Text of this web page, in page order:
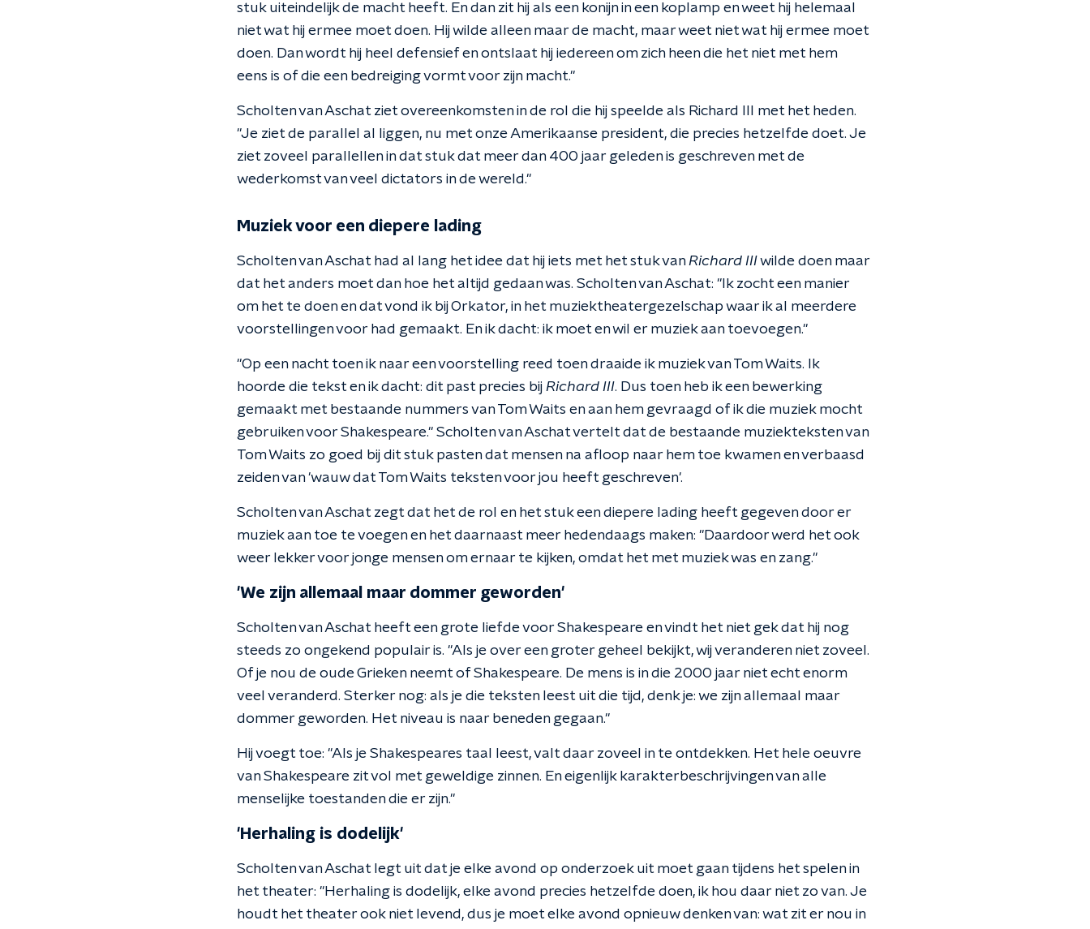
stuk uiteindelijk de macht heeft. En dan zit hij als een konijn in een koplamp en weet hij helemaal
niet wat hij ermee moet doen. Hij wilde alleen maar de macht, maar weet niet wat hij ermee moet
doen. Dan wordt hij heel defensief en ontslaat hij iedereen om zich heen die het niet met hem
eens is of die een bedreiging vormt voor zijn macht."
Scholten van Aschat ziet overeenkomsten in de rol die hij speelde als Richard III met het heden.
"Je ziet de parallel al liggen, nu met onze Amerikaanse president, die precies hetzelfde doet. Je
ziet zoveel parallellen in dat stuk dat meer dan 400 jaar geleden is geschreven met de
wederkomst van veel dictators in de wereld."
Muziek voor een diepere lading
Scholten van Aschat had al lang het idee dat hij iets met het stuk vanRichard IIIwilde doen maar
dat het anders moet dan hoe het altijd gedaan was. Scholten van Aschat: "Ik zocht een manier
om het te doen en dat vond ik bij Orkator, in het muziektheatergezelschap waar ik al meerdere
voorstellingen voor had gemaakt. En ik dacht: ik moet en wil er muziek aan toevoegen."
"Op een nacht toen ik naar een voorstelling reed toen draaide ik muziek van Tom Waits. Ik
hoorde die tekst en ik dacht: dit past precies bij Richard III. Dus toen heb ik een bewerking
gemaakt met bestaande nummers van Tom Waits en aan hem gevraagd of ik die muziek mocht
gebruiken voor Shakespeare." Scholten van Aschat vertelt dat de bestaande muziekteksten van
Tom Waits zo goed bij dit stuk pasten dat mensen na afloop naar hem toe kwamen en verbaasd
zeiden van 'wauw dat Tom Waits teksten voor jou heeft geschreven'.
Scholten van Aschat zegt dat het de rol en het stuk een diepere lading heeft gegeven door er
muziek aan toe te voegen en het daarnaast meer hedendaags maken: "Daardoor werd het ook
weer lekker voor jonge mensen om ernaar te kijken, omdat het met muziek was en zang."
'We zijn allemaal maar dommer geworden'
Scholten van Aschat heeft een grote liefde voor Shakespeare en vindt het niet gek dat hij nog
steeds zo ongekend populair is. "Als je over een groter geheel bekijkt, wij veranderen niet zoveel.
Of je nou de oude Grieken neemt of Shakespeare. De mens is in die 2000 jaar niet echt enorm
veel veranderd. Sterker nog: als je die teksten leest uit die tijd, denk je: we zijn allemaal maar
dommer geworden. Het niveau is naar beneden gegaan."
Hij voegt toe: "Als je Shakespeares taal leest, valt daar zoveel in te ontdekken. Het hele oeuvre
van Shakespeare zit vol met geweldige zinnen. En eigenlijk karakterbeschrijvingen van alle
menselijke toestanden die er zijn."
'Herhaling is dodelijk'
Scholten van Aschat legt uit dat je elke avond op onderzoek uit moet gaan tijdens het spelen in
het theater: "Herhaling is dodelijk, elke avond precies hetzelfde doen, ik hou daar niet zo van. Je
houdt het theater ook niet levend, dus je moet elke avond opnieuw denken van: wat zit er nou in